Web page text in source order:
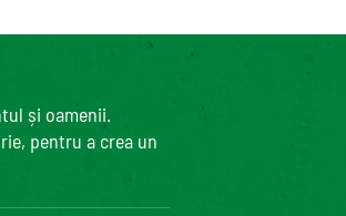
și oamenii.
pentru a crea un